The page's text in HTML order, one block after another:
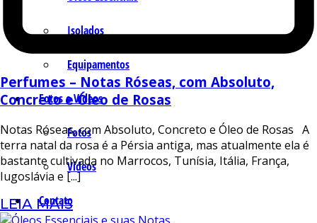
Isolados
Equipamentos
Fotos e Vídeos
Fotos
Vídeos
Contato
Perfumes – Notas Róseas, com Absoluto,
Concreto e Óleo de Rosas
Notas Róseas, com Absoluto, Concreto e Óleo de Rosas A
terra natal da rosa é a Pérsia antiga, mas atualmente ela é
bastante cultivada no Marrocos, Tunísia, Itália, França,
Iugoslávia e [...]
LEIA MAIS